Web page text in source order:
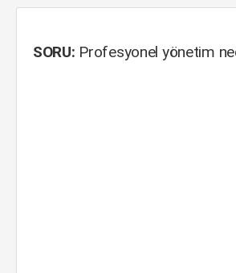
SORU: Profesyonel yönetim